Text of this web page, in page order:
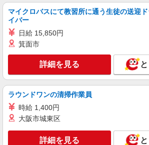
スイパラのスイーツ作り
東京都新宿区新宿3-
キープ
マイクロバスにて教習所に通う生徒の送迎ド
イバー
日給 15,850円
箕面市
詳細を見る
ラウンドワンの清掃作業員
時給 1,400円
大阪市城東区
詳細を見る